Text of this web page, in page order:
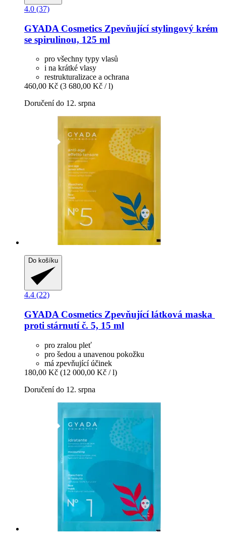
4.0 (37)
GYADA Cosmetics Zpevňující stylingový krém
se spirulinou, 125 ml
pro všechny typy vlasů
i na krátké vlasy
restrukturalizace a ochrana
460,00 Kč (3 680,00 Kč / l)
Doručení do 12. srpna
Do košíku
4.4 (22)
GYADA Cosmetics Zpevňující látková maska ​​
proti stárnutí č. 5, 15 ml
pro zralou pleť
pro šedou a unavenou pokožku
má zpevňující účinek
180,00 Kč (12 000,00 Kč / l)
Doručení do 12. srpna